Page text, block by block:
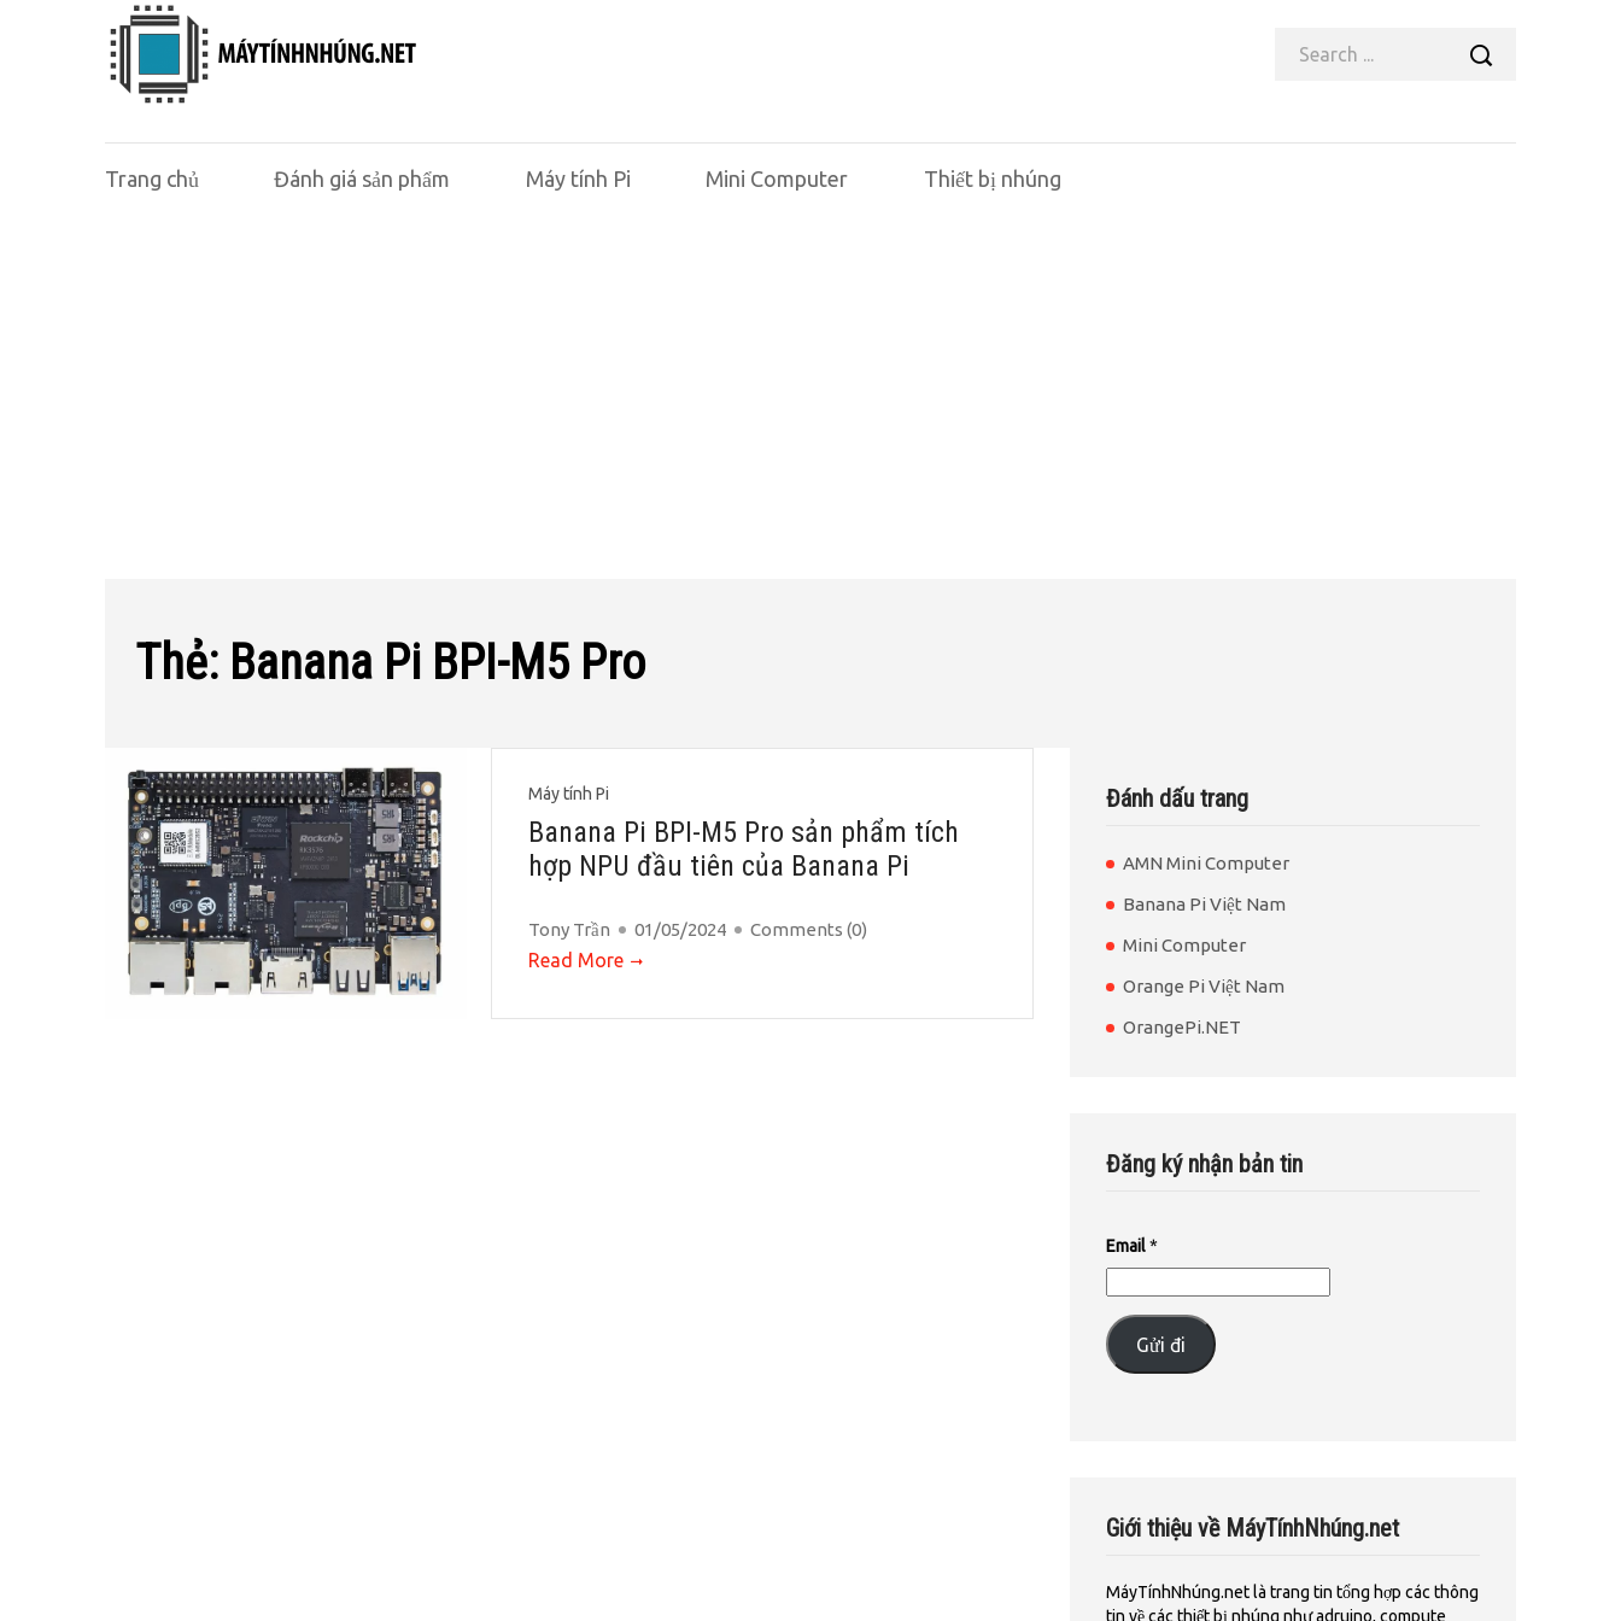
Trang chủ Đánh giá sản phẩm Máy tính Pi Mini Computer Thiết bị nhúng
Thẻ: Banana Pi BPI-M5 Pro
Máy tính Pi
Banana Pi BPI-M5 Pro sản phẩm tích
hợp NPU đầu tiên của Banana Pi
Tony Trần 01/05/2024 Comments (0)
Read More
Đánh dấu trang
AMN Mini Computer
Banana Pi Việt Nam
Mini Computer
Orange Pi Việt Nam
OrangePi.NET
Đăng ký nhận bản tin
Email*
Gửi đi
Giới thiệu về MáyTínhNhúng.net
MáyTínhNhúng.net là trang tin tổng hợp các thông
tin về các thiết bị nhúng như adruino, compute